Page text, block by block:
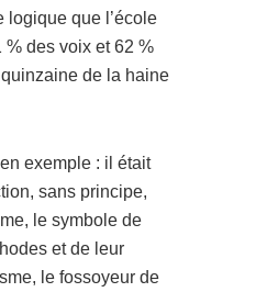
logique que l’école
des voix et 62 %
de la haine
exemple : il était
sans principe,
le symbole de
et de leur
le fossoyeur de